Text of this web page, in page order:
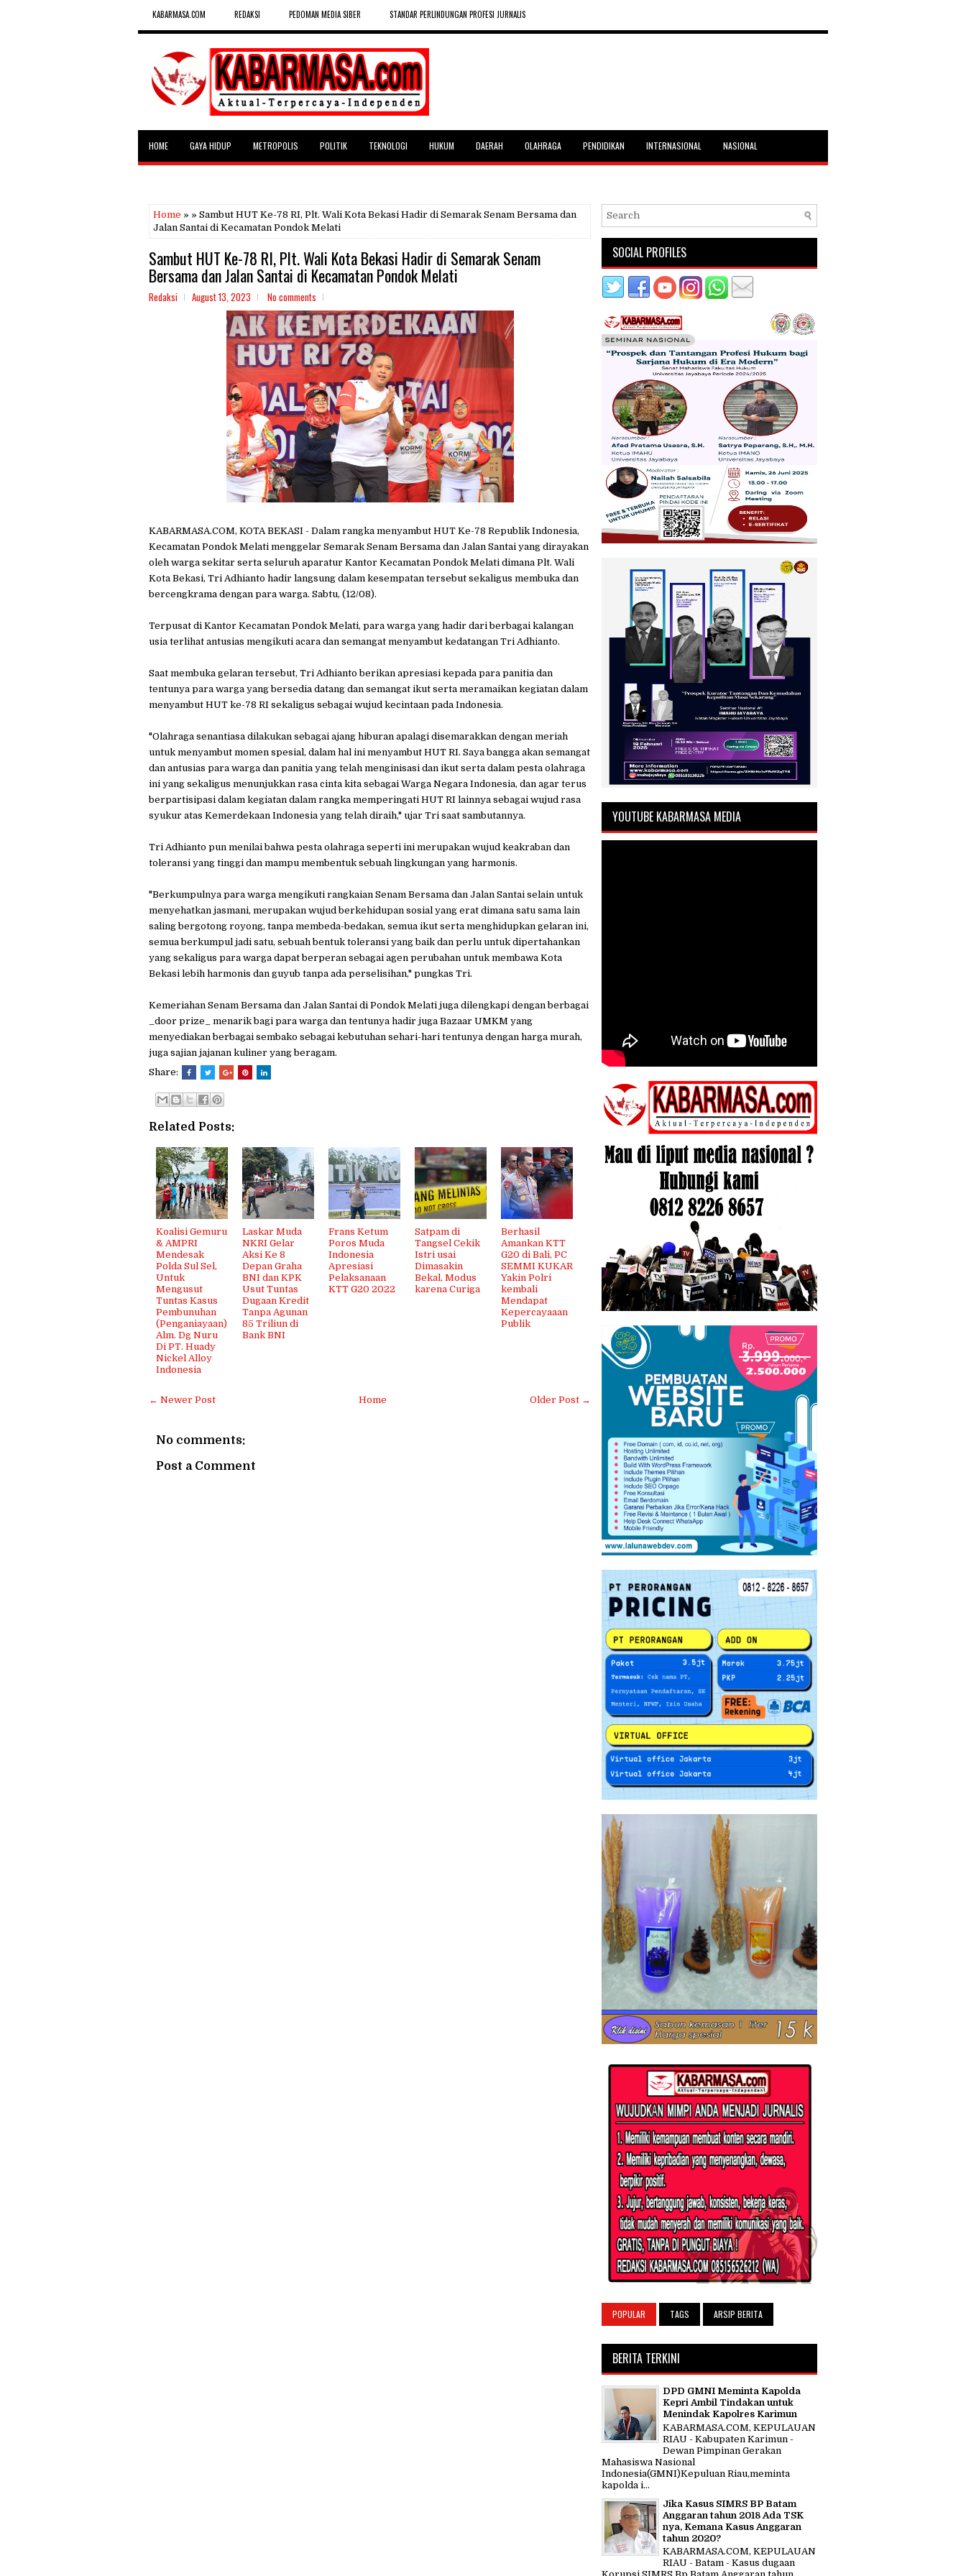
KABARMASA.COM REDAKSI PEDOMAN MEDIA SIBER STANDAR PERLINDUNGAN PROFESI JURNALIS
HOME GAYA HIDUP METROPOLIS POLITIK TEKNOLOGI HUKUM DAERAH OLAHRAGA PENDIDIKAN INTERNASIONAL NASIONAL
Home » » Sambut HUT Ke-78 RI, Plt. Wali Kota Bekasi Hadir di Semarak Senam Bersama dan
Jalan Santai di Kecamatan Pondok Melati
Sambut HUT Ke-78 RI, Plt. Wali Kota Bekasi Hadir di Semarak Senam
Bersama dan Jalan Santai di Kecamatan Pondok Melati
Redaksi August 13, 2023 No comments
KABARMASA.COM, KOTA BEKASI - Dalam rangka menyambut HUT Ke-78 Republik Indonesia,
Kecamatan Pondok Melati menggelar Semarak Senam Bersama dan Jalan Santai yang dirayakan
oleh warga sekitar serta seluruh aparatur Kantor Kecamatan Pondok Melati dimana Plt. Wali
Kota Bekasi, Tri Adhianto hadir langsung dalam kesempatan tersebut sekaligus membuka dan
bercengkrama dengan para warga. Sabtu, (12/08).
Terpusat di Kantor Kecamatan Pondok Melati, para warga yang hadir dari berbagai kalangan
usia terlihat antusias mengikuti acara dan semangat menyambut kedatangan Tri Adhianto.
Saat membuka gelaran tersebut, Tri Adhianto berikan apresiasi kepada para panitia dan
tentunya para warga yang bersedia datang dan semangat ikut serta meramaikan kegiatan dalam
menyambut HUT ke-78 RI sekaligus sebagai wujud kecintaan pada Indonesia.
"Olahraga senantiasa dilakukan sebagai ajang hiburan apalagi disemarakkan dengan meriah
untuk menyambut momen spesial, dalam hal ini menyambut HUT RI. Saya bangga akan semangat
dan antusias para warga dan panitia yang telah menginisasi dan ikut serta dalam pesta olahraga
ini yang sekaligus menunjukkan rasa cinta kita sebagai Warga Negara Indonesia, dan agar terus
berpartisipasi dalam kegiatan dalam rangka memperingati HUT RI lainnya sebagai wujud rasa
syukur atas Kemerdekaan Indonesia yang telah diraih," ujar Tri saat sambutannya.
Tri Adhianto pun menilai bahwa pesta olahraga seperti ini merupakan wujud keakraban dan
toleransi yang tinggi dan mampu membentuk sebuah lingkungan yang harmonis.
"Berkumpulnya para warga mengikuti rangkaian Senam Bersama dan Jalan Santai selain untuk
menyehatkan jasmani, merupakan wujud berkehidupan sosial yang erat dimana satu sama lain
saling bergotong royong, tanpa membeda-bedakan, semua ikut serta menghidupkan gelaran ini,
semua berkumpul jadi satu, sebuah bentuk toleransi yang baik dan perlu untuk dipertahankan
yang sekaligus para warga dapat berperan sebagai agen perubahan untuk membawa Kota
Bekasi lebih harmonis dan guyub tanpa ada perselisihan," pungkas Tri.
Kemeriahan Senam Bersama dan Jalan Santai di Pondok Melati juga dilengkapi dengan berbagai
_door prize_ menarik bagi para warga dan tentunya hadir juga Bazaar UMKM yang
menyediakan berbagai sembako sebagai kebutuhan sehari-hari tentunya dengan harga murah,
juga sajian jajanan kuliner yang beragam.
Share:
Related Posts:
Koalisi Gemuru
& AMPRI
Mendesak
Polda Sul Sel,
Untuk
Mengusut
Tuntas Kasus
Pembunuhan
(Penganiayaan)
Alm. Dg Nuru
Di PT. Huady
Nickel Alloy
Indonesia
Laskar Muda
NKRI Gelar
Aksi Ke 8
Depan Graha
BNI dan KPK
Usut Tuntas
Dugaan Kredit
Tanpa Agunan
85 Triliun di
Bank BNI
Frans Ketum
Poros Muda
Indonesia
Apresiasi
Pelaksanaan
KTT G20 2022
Satpam di
Tangsel Cekik
Istri usai
Dimasakin
Bekal, Modus
karena Curiga
Berhasil
Amankan KTT
G20 di Bali, PC
SEMMI KUKAR
Yakin Polri
kembali
Mendapat
Kepercayaaan
Publik
← Newer Post Older Post →
Home
No comments:
Post a Comment
SOCIAL PROFILES
YOUTUBE KABARMASA MEDIA
POPULAR TAGS ARSIP BERITA
BERITA TERKINI
DPD GMNI Meminta Kapolda
Kepri Ambil Tindakan untuk
Menindak Kapolres Karimun
KABARMASA.COM, KEPULAUAN
RIAU - Kabupaten Karimun -
Dewan Pimpinan Gerakan
Mahasiswa Nasional
Indonesia(GMNI)Kepuluan Riau,meminta
kapolda i...
Jika Kasus SIMRS BP Batam
Anggaran tahun 2018 Ada TSK
nya, Kemana Kasus Anggaran
tahun 2020?
KABARMASA.COM, KEPULAUAN
RIAU - Batam - Kasus dugaan